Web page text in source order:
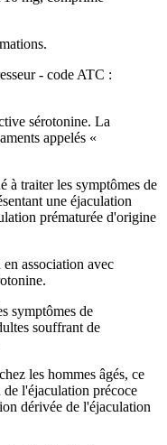
- code ATC :
sérotonine. La
appelés «
à traiter les symptômes de
une éjaculation
prématurée d'origine
association avec
symptômes de
souffrant de
les hommes âgés, ce
l'éjaculation précoce
dérivée de l'éjaculation